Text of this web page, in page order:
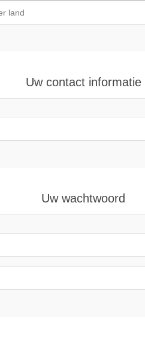
Uw contact informatie
Uw wachtwoord